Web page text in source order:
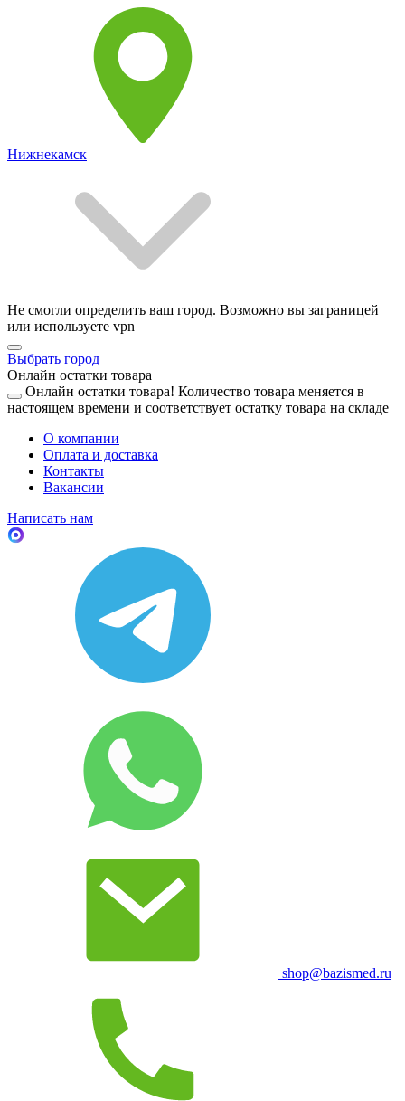
Нижнекамск
Не смогли определить ваш город. Возможно вы заграницей
или используете vpn
Выбрать город
Онлайн остатки товара
Онлайн остатки товара! Количество товара меняется в
настоящем времени и соответствует остатку товара на складе
О компании
Оплата и доставка
Контакты
Вакансии
Написать нам
shop@bazismed.ru